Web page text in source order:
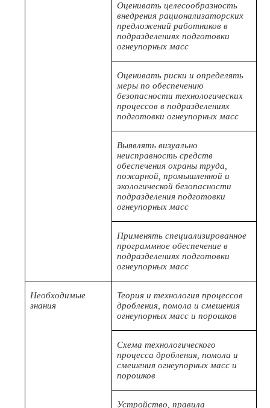
Оценивать целесообразность
внедрения рационализаторских
предложений работников в
подразделениях подготовки
огнеупорных масс
Оценивать риски и определять
меры по обеспечению
безопасности технологических
процессов в подразделениях
подготовки огнеупорных масс
Выявлять визуально
неисправность средств
обеспечения охраны труда,
пожарной, промышленной и
экологической безопасности
подразделения подготовки
огнеупорных масс
Применять специализированное
программное обеспечение в
подразделениях подготовки
огнеупорных масс
Необходимые
знания
Теория и технология процессов
дробления, помола и смешения
огнеупорных масс и порошков
Схема технологического
процесса дробления, помола и
смешения огнеупорных масс и
порошков
Устройство, правила